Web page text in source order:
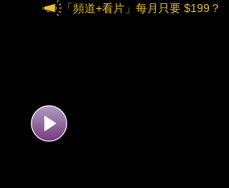
「頻道+看片」每月只要 $199？